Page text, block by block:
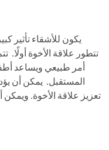
يكون للأشقاء تأثير
تتطور علاقة الأخوة أولًا.
أمر طبيعي ويساعد
المستقبل. يمكن أن
تعزيز علاقة الأخوة.